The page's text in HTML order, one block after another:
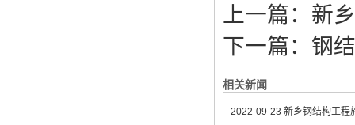
上一篇： 新
下一篇： 钢
相关新闻
2022-09-23 新乡钢结构工程